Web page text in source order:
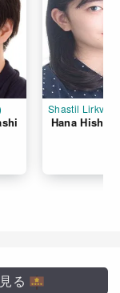
Shastil Lirkvist
Hana
る